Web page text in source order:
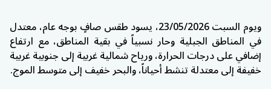
ويوم السبت 23/05/2026، يسود طقس صافٍ بوجه عام، معتدل
في المناطق الجبلية وحار نسبياً في بقية المناطق، مع ارتفاع
إضافي على درجات الحرارة، ورياح شمالية غربية إلى جنوبية غربية
خفيفة إلى معتدلة تنشط أحياناً، والبحر خفيف إلى متوسط الموج.